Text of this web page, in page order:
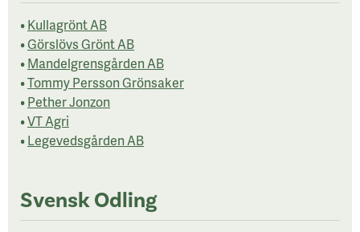
•Kullagrönt AB
•Görslövs Grönt AB
•Mandelgrensgården AB
•Tommy Persson Grönsaker
•Pether Jonzon
•VT Agri
•Legevedsgården AB
Svensk Odling